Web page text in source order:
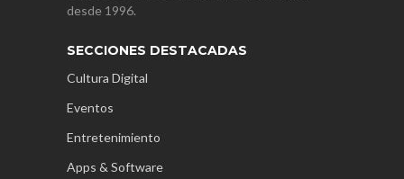
desde 1996.
SECCIONES DESTACADAS
Cultura Digital
Eventos
Entretenimiento
Apps & Software